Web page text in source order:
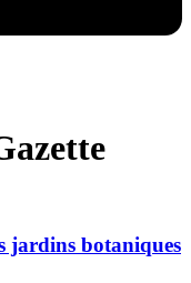
jardins botaniques